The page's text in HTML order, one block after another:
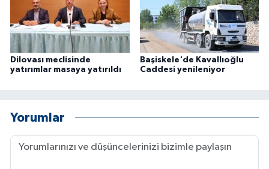
Dilovası meclisinde
yatırımlar masaya yatırıldı
Başiskele'de Kavallıoğlu
Caddesi yenileniyor
Yorumlar